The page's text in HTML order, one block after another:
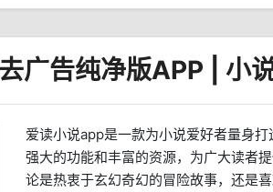
爱读小说app是一款为小说爱好者量身
强大的功能和丰富的资源，为广大读者
论是热衷于玄幻奇幻的冒险故事，还是